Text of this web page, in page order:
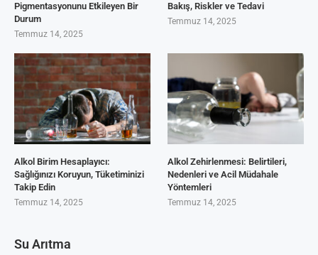
Pigmentasyonunu Etkileyen Bir
Durum
Temmuz 14, 2025
Bakış, Riskler ve Tedavi
Temmuz 14, 2025
Alkol Birim Hesaplayıcı:
Sağlığınızı Koruyun, Tüketiminizi
Takip Edin
Temmuz 14, 2025
Alkol Zehirlenmesi: Belirtileri,
Nedenleri ve Acil Müdahale
Yöntemleri
Temmuz 14, 2025
Su Arıtma